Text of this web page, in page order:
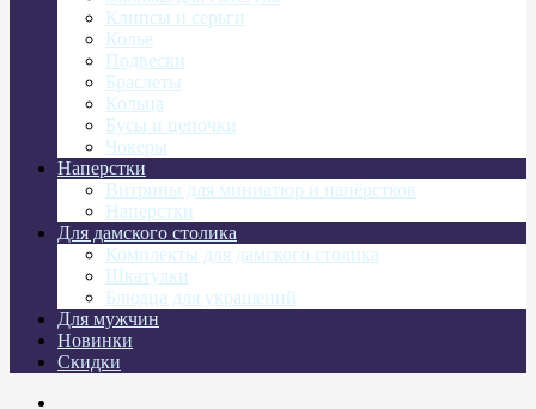
Клипсы и серьги
Колье
Подвески
Браслеты
Кольца
Бусы и цепочки
Чокеры
Наперстки
Витрины для миниатюр и напёрстков
Наперстки
Для дамского столика
Комплекты для дамского столика
Шкатулки
Блюдца для украшений
Для мужчин
Новинки
Скидки